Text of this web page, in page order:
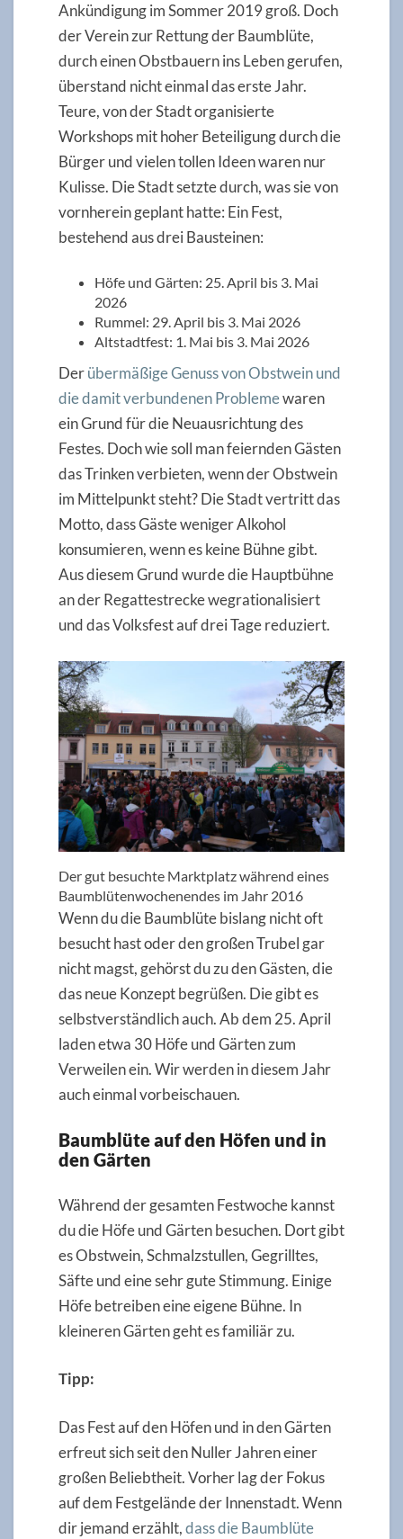
Ankündigung im Sommer 2019 groß. Doch
der Verein zur Rettung der Baumblüte,
durch einen Obstbauern ins Leben gerufen,
überstand nicht einmal das erste Jahr.
Teure, von der Stadt organisierte
Workshops mit hoher Beteiligung durch die
Bürger und vielen tollen Ideen waren nur
Kulisse. Die Stadt setzte durch, was sie von
vornherein geplant hatte: Ein Fest,
bestehend aus drei Bausteinen:
Höfe und Gärten: 25. April bis 3. Mai
2026
Rummel: 29. April bis 3. Mai 2026
Altstadtfest: 1. Mai bis 3. Mai 2026
Derübermäßige Genuss von Obstwein und
die damit verbundenen Problemewaren
ein Grund für die Neuausrichtung des
Festes. Doch wie soll man feiernden Gästen
das Trinken verbieten, wenn der Obstwein
im Mittelpunkt steht? Die Stadt vertritt das
Motto, dass Gäste weniger Alkohol
konsumieren, wenn es keine Bühne gibt.
Aus diesem Grund wurde die Hauptbühne
an der Regattestrecke wegrationalisiert
und das Volksfest auf drei Tage reduziert.
Der gut besuchte Marktplatz während eines
Baumblütenwochenendes im Jahr 2016
Wenn du die Baumblüte bislang nicht oft
besucht hast oder den großen Trubel gar
nicht magst, gehörst du zu den Gästen, die
das neue Konzept begrüßen. Die gibt es
selbstverständlich auch. Ab dem 25. April
laden etwa 30 Höfe und Gärten zum
Verweilen ein. Wir werden in diesem Jahr
auch einmal vorbeischauen.
Baumblüte auf den Höfen und in
den Gärten
Während der gesamten Festwoche kannst
du die Höfe und Gärten besuchen. Dort gibt
es Obstwein, Schmalzstullen, Gegrilltes,
Säfte und eine sehr gute Stimmung. Einige
Höfe betreiben eine eigene Bühne. In
kleineren Gärten geht es familiär zu.
Tipp:
Das Fest auf den Höfen und in den Gärten
erfreut sich seit den Nuller Jahren einer
großen Beliebtheit. Vorher lag der Fokus
auf dem Festgelände der Innenstadt. Wenn
dir jemand erzählt,dass die Baumblüte